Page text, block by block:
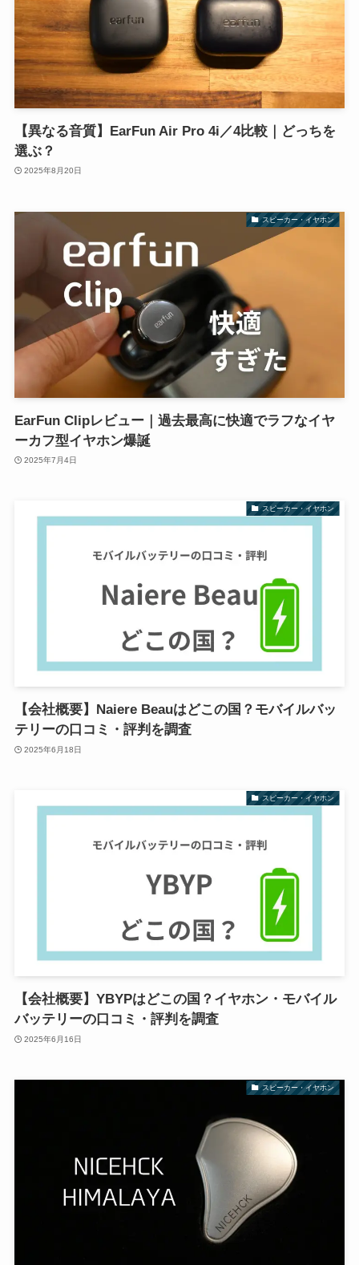
【異なる音質】EarFun Air Pro 4i／4比較｜どっちを
選ぶ？
2025年8月20日
スピーカー・イヤホン
EarFun Clipレビュー｜過去最高に快適でラフなイヤ
ーカフ型イヤホン爆誕
2025年7月4日
スピーカー・イヤホン
【会社概要】Naiere Beauはどこの国？モバイルバッ
テリーの口コミ・評判を調査
2025年6月18日
スピーカー・イヤホン
【会社概要】YBYPはどこの国？イヤホン・モバイル
バッテリーの口コミ・評判を調査
2025年6月16日
スピーカー・イヤホン